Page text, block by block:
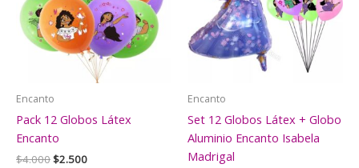
Encanto
Pack 12 Globos Látex
Encanto
$4.000El
$2.500El
Encanto
Set 12 Globos Látex + Globo
Aluminio Encanto Isabela
Madrigal